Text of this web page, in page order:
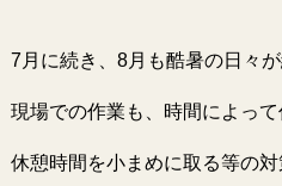
7月に続き、8月も酷暑の日々が
現場での作業も、時間によっ
休憩時間を小まめに取る等の対